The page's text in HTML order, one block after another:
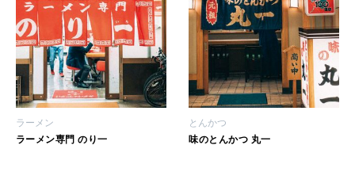
WORK&MONEY
いい人生って？
MAGAZINE
ラーメン
ラーメン専門 のり一
とんかつ
味のとんかつ 丸一